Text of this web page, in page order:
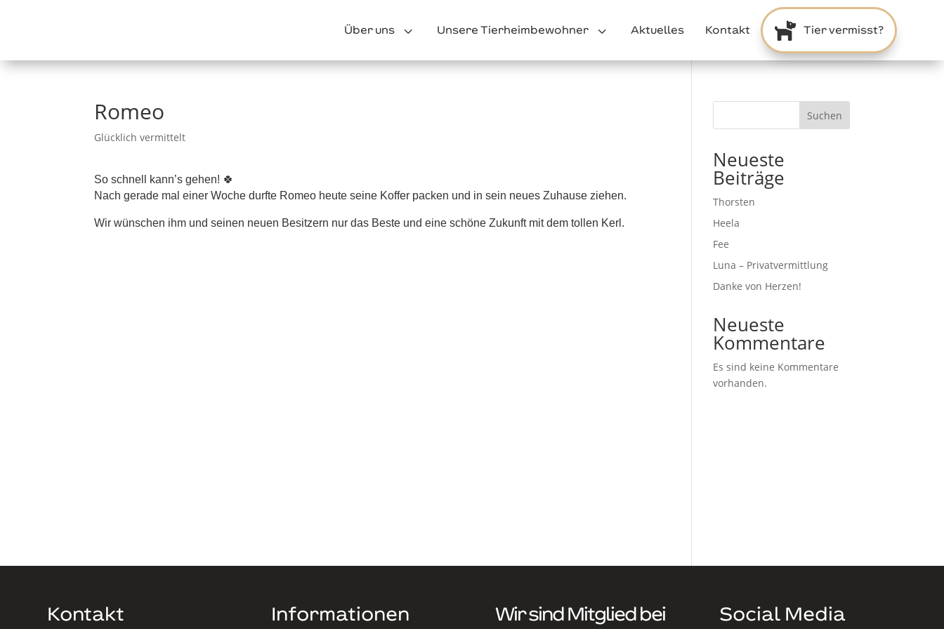
3
Über uns 3
Unsere Tierheimbewohner Aktuelles Kontakt  Tier vermisst?
Romeo
Glücklich vermittelt
So schnell kann’s gehen! 🍀
Nach gerade mal einer Woche durfte Romeo heute seine Koffer packen und in sein neues Zuhause ziehen.
Wir wünschen ihm und seinen neuen Besitzern nur das Beste und eine schöne Zukunft mit dem tollen Kerl.
Suchen
Neueste
Beiträge
Thorsten
Heela
Fee
Luna – Privatvermittlung
Danke von Herzen!
Neueste
Kommentare
Es sind keine Kommentare
vorhanden.
Kontakt Informationen Wir sind Mitglied bei Social Media